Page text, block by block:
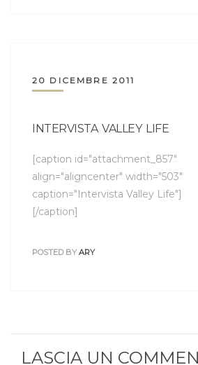
20 DICEMBRE 2011
INTERVISTA VALLEY LIFE
[caption id="attachment_857"
align="aligncenter" width="503"
caption="Intervista Valley Life"]
[/caption]
POSTED BY ARY
LASCIA UN